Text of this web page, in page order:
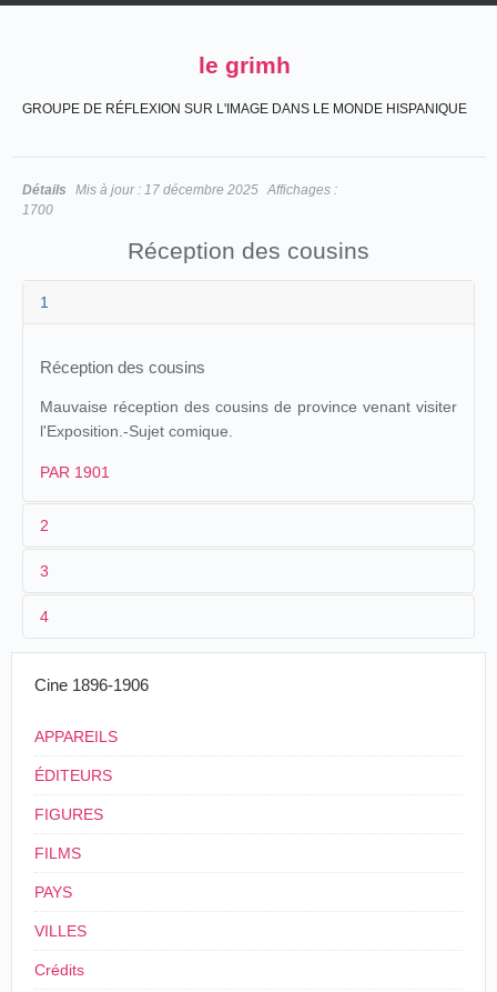
le grimh
GROUPE DE RÉFLEXION SUR L'IMAGE DANS LE MONDE HISPANIQUE
Détails Mis à jour : 17 décembre 2025 Affichages :
1700
Réception des cousins
1
Réception des cousins
Mauvaise réception des cousins de province venant visiter
l'Exposition.-Sujet comique.
PAR 1901
2
1
2
3
≤1901
4
France
3
4
Cine 1896-1906
APPAREILS
ÉDITEURS
FIGURES
FILMS
PAYS
VILLES
Crédits